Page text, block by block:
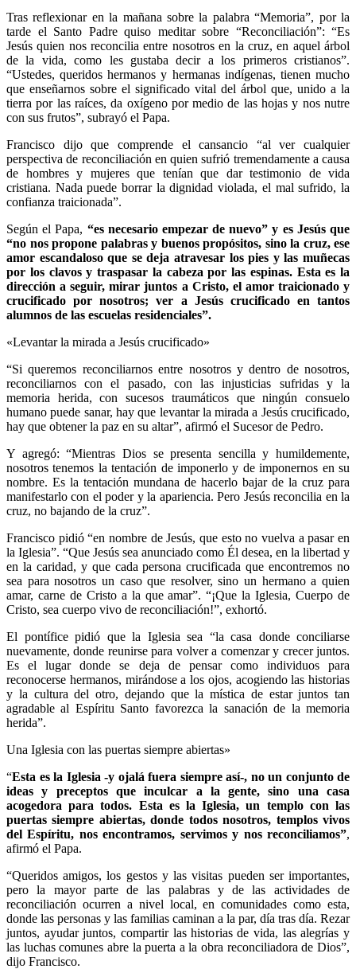
Tras reflexionar en la mañana sobre la palabra “Memoria”, por la
tarde el Santo Padre quiso meditar sobre “Reconciliación”: “Es
Jesús quien nos reconcilia entre nosotros en la cruz, en aquel árbol
de la vida, como les gustaba decir a los primeros cristianos”.
“Ustedes, queridos hermanos y hermanas indígenas, tienen mucho
que enseñarnos sobre el significado vital del árbol que, unido a la
tierra por las raíces, da oxígeno por medio de las hojas y nos nutre
con sus frutos”, subrayó el Papa.
Francisco dijo que comprende el cansancio “al ver cualquier
perspectiva de reconciliación en quien sufrió tremendamente a causa
de hombres y mujeres que tenían que dar testimonio de vida
cristiana. Nada puede borrar la dignidad violada, el mal sufrido, la
confianza traicionada”.
Según el Papa, “es necesario empezar de nuevo” y es Jesús que
“no nos propone palabras y buenos propósitos, sino la cruz, ese
amor escandaloso que se deja atravesar los pies y las muñecas
por los clavos y traspasar la cabeza por las espinas. Esta es la
dirección a seguir, mirar juntos a Cristo, el amor traicionado y
crucificado por nosotros; ver a Jesús crucificado en tantos
alumnos de las escuelas residenciales”.
«Levantar la mirada a Jesús crucificado»
“Si queremos reconciliarnos entre nosotros y dentro de nosotros,
reconciliarnos con el pasado, con las injusticias sufridas y la
memoria herida, con sucesos traumáticos que ningún consuelo
humano puede sanar, hay que levantar la mirada a Jesús crucificado,
hay que obtener la paz en su altar”, afirmó el Sucesor de Pedro.
Y agregó: “Mientras Dios se presenta sencilla y humildemente,
nosotros tenemos la tentación de imponerlo y de imponernos en su
nombre. Es la tentación mundana de hacerlo bajar de la cruz para
manifestarlo con el poder y la apariencia. Pero Jesús reconcilia en la
cruz, no bajando de la cruz”.
Francisco pidió “en nombre de Jesús, que esto no vuelva a pasar en
la Iglesia”. “Que Jesús sea anunciado como Él desea, en la libertad y
en la caridad, y que cada persona crucificada que encontremos no
sea para nosotros un caso que resolver, sino un hermano a quien
amar, carne de Cristo a la que amar”. “¡Que la Iglesia, Cuerpo de
Cristo, sea cuerpo vivo de reconciliación!”, exhortó.
El pontífice pidió que la Iglesia sea “la casa donde conciliarse
nuevamente, donde reunirse para volver a comenzar y crecer juntos.
Es el lugar donde se deja de pensar como individuos para
reconocerse hermanos, mirándose a los ojos, acogiendo las historias
y la cultura del otro, dejando que la mística de estar juntos tan
agradable al Espíritu Santo favorezca la sanación de la memoria
herida”.
Una Iglesia con las puertas siempre abiertas»
“Esta es la Iglesia -y ojalá fuera siempre así-, no un conjunto de
ideas y preceptos que inculcar a la gente, sino una casa
acogedora para todos. Esta es la Iglesia, un templo con las
puertas siempre abiertas, donde todos nosotros, templos vivos
del Espíritu, nos encontramos, servimos y nos reconciliamos”,
afirmó el Papa.
“Queridos amigos, los gestos y las visitas pueden ser importantes,
pero la mayor parte de las palabras y de las actividades de
reconciliación ocurren a nivel local, en comunidades como esta,
donde las personas y las familias caminan a la par, día tras día. Rezar
juntos, ayudar juntos, compartir las historias de vida, las alegrías y
las luchas comunes abre la puerta a la obra reconciliadora de Dios”,
dijo Francisco.